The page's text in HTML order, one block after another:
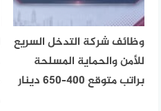
وظائف شركة التدخل السريع
للأمن والحماية المسلحة
براتب متوقع 400–650 دينار